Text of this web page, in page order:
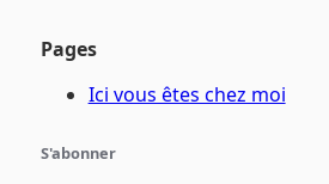
Pages
Ici vous êtes chez moi
S'abonner